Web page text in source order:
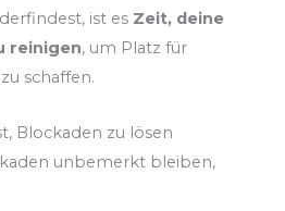
ist es Zeit, deine
reinigen, um Platz für
schaffen.
Blockaden zu lösen
unbemerkt bleiben,